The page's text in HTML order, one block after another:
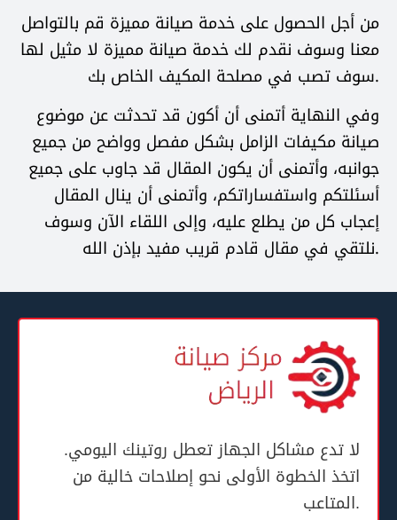
من أجل الحصول على خدمة صيانة مميزة قم بالتواصل
معنا وسوف نقدم لك خدمة صيانة مميزة لا مثيل لها
سوف تصب في مصلحة المكيف الخاص بك.
وفي النهاية أتمنى أن أكون قد تحدثت عن موضوع
صيانة مكيفات الزامل بشكل مفصل وواضح من جميع
جوانبه، وأتمنى أن يكون المقال قد جاوب على جميع
أسئلتكم واستفساراتكم، وأتمنى أن ينال المقال
إعجاب كل من يطلع عليه، وإلى اللقاء الآن وسوف
نلتقي في مقال قادم قريب مفيد بإذن الله.
لا تدع مشاكل الجهاز تعطل روتينك اليومي.
اتخذ الخطوة الأولى نحو إصلاحات خالية من
المتاعب.